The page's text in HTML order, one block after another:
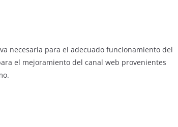
necesaria para el adecuado funcionamiento del
el mejoramiento del canal web provenientes